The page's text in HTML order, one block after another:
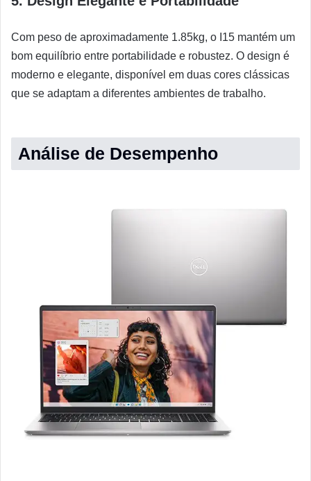
Com peso de aproximadamente 1.85kg, o I15 mantém um
bom equilíbrio entre portabilidade e robustez. O design é
moderno e elegante, disponível em duas cores clássicas
que se adaptam a diferentes ambientes de trabalho.
Análise de Desempenho